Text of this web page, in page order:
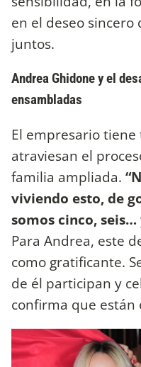
en el deseo
juntos.
Andrea Ghidone y el
ensambladas
El empresario
atraviesan el
familia ampliada.
viviendo esto, de
somos cinco, seis…
Para Andrea, este
como gratificante.
de él participan y
confirma que están